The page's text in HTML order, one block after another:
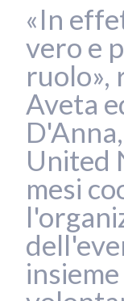
«In
vero e
ruolo»,
Aveta
United
mesi